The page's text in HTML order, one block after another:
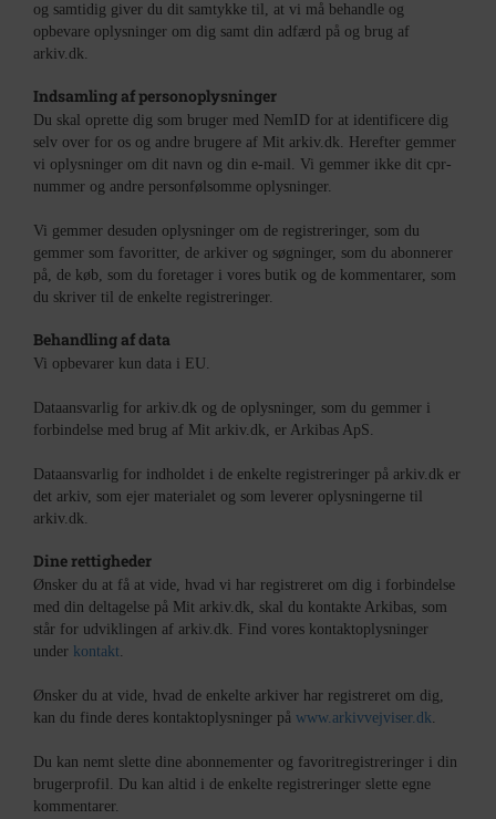
og samtidig giver du dit samtykke til, at vi må behandle og
opbevare oplysninger om dig samt din adfærd på og brug af
arkiv.dk.
Indsamling af personoplysninger
Du skal oprette dig som bruger med NemID for at identificere dig
selv over for os og andre brugere af Mit arkiv.dk. Herefter gemmer
vi oplysninger om dit navn og din e-mail. Vi gemmer ikke dit cpr-
nummer og andre personfølsomme oplysninger.
Vi gemmer desuden oplysninger om de registreringer, som du
gemmer som favoritter, de arkiver og søgninger, som du abonnerer
på, de køb, som du foretager i vores butik og de kommentarer, som
du skriver til de enkelte registreringer.
Behandling af data
Vi opbevarer kun data i EU.
Dataansvarlig for arkiv.dk og de oplysninger, som du gemmer i
forbindelse med brug af Mit arkiv.dk, er Arkibas ApS.
Dataansvarlig for indholdet i de enkelte registreringer på arkiv.dk er
det arkiv, som ejer materialet og som leverer oplysningerne til
arkiv.dk.
Dine rettigheder
Ønsker du at få at vide, hvad vi har registreret om dig i forbindelse
med din deltagelse på Mit arkiv.dk, skal du kontakte Arkibas, som
står for udviklingen af arkiv.dk. Find vores kontaktoplysninger
under kontakt.
Ønsker du at vide, hvad de enkelte arkiver har registreret om dig,
kan du finde deres kontaktoplysninger på www.arkivvejviser.dk.
Du kan nemt slette dine abonnementer og favoritregistreringer i din
brugerprofil. Du kan altid i de enkelte registreringer slette egne
kommentarer.